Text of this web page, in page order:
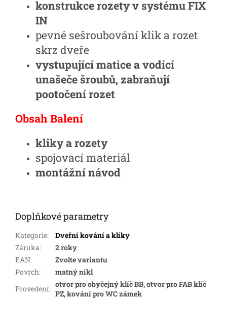
konstrukce rozety v systému FIX
IN
pevné sešroubování klik a rozet
skrz dveře
vystupující matice a vodící
unašeče šroubů, zabraňují
pootočení rozet
Obsah Balení
kliky a rozety
spojovací materiál
montážní návod
Doplňkové parametry
Kategorie:
Dveřní kování a kliky
Záruka:
2 roky
EAN:
Zvolte variantu
Povrch:
matný nikl
Provedení: otvor pro obyčejný klíč BB, otvor pro FAB klíč
PZ, kování pro WC zámek